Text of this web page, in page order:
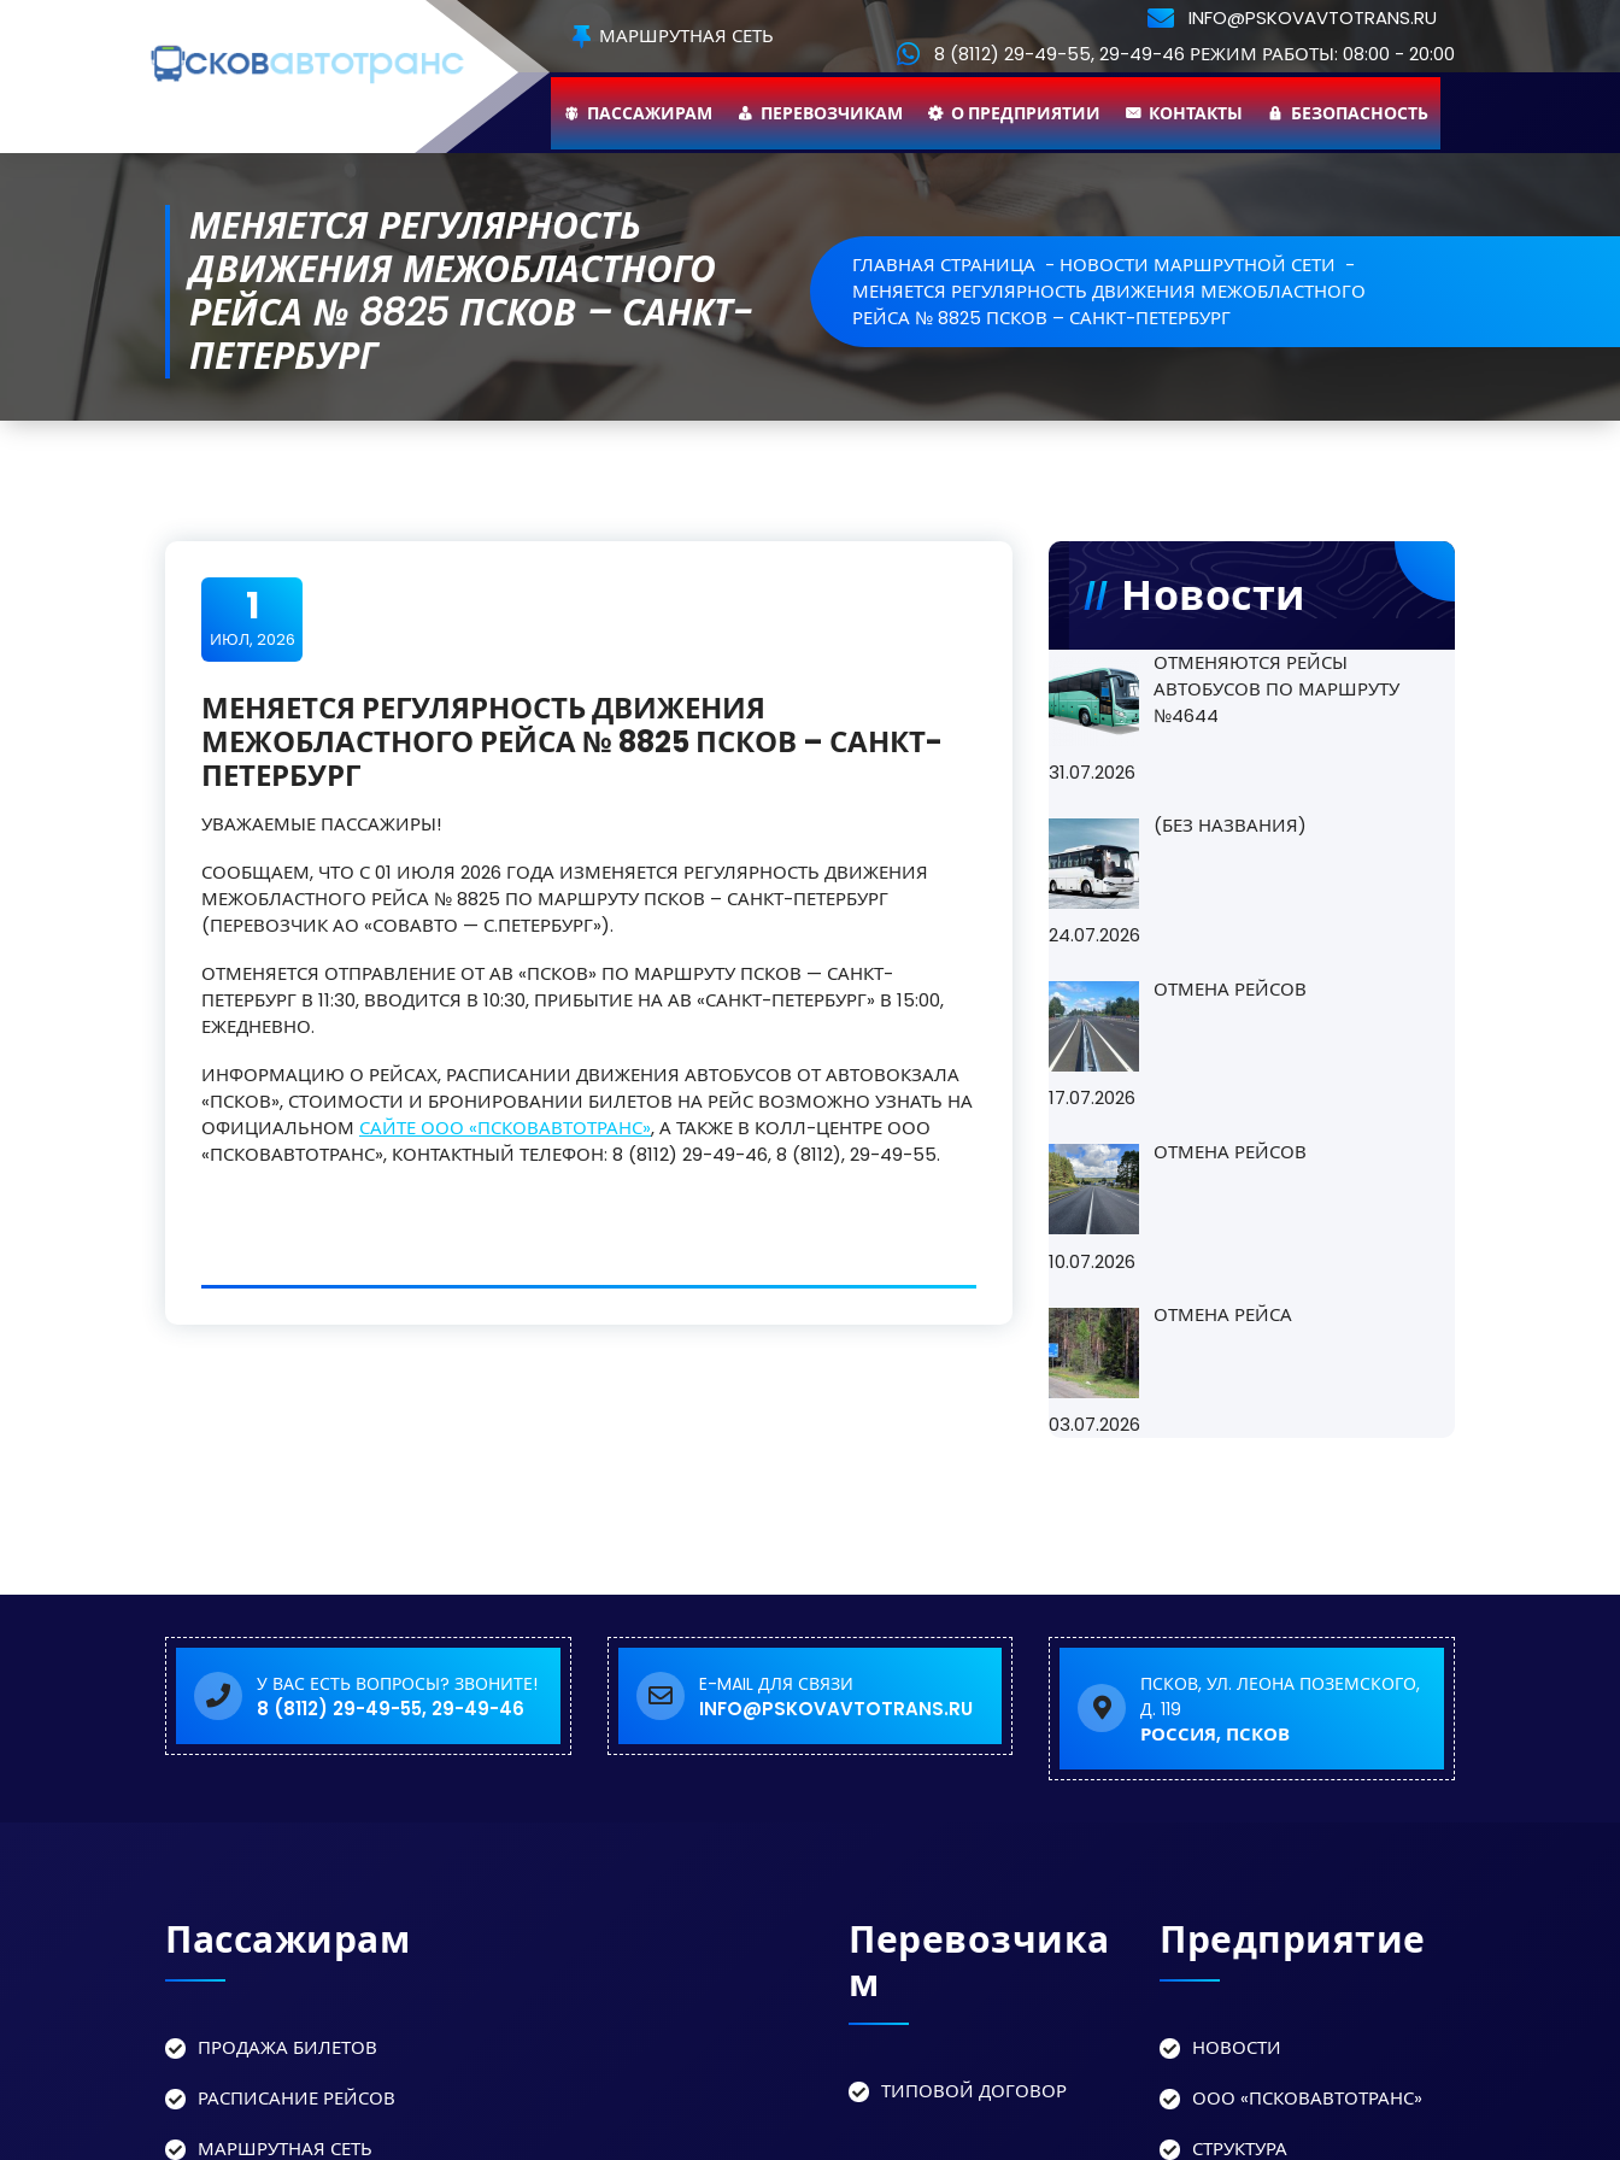
МАРШРУТНАЯ СЕТЬ
INFO@PSKOVAVTOTRANS.RU
8 (8112) 29-49-55, 29-49-46 РЕЖИМ РАБОТЫ: 08:00 - 20:00
ПАССАЖИРАМ ПЕРЕВОЗЧИКАМ О ПРЕДПРИЯТИИ КОНТАКТЫ БЕЗОПАСНОСТЬ
МЕНЯЕТСЯ РЕГУЛЯРНОСТЬ
ДВИЖЕНИЯ МЕЖОБЛАСТНОГО
РЕЙСА № 8825 ПСКОВ – САНКТ-
ПЕТЕРБУРГ
ГЛАВНАЯ СТРАНИЦА - НОВОСТИ МАРШРУТНОЙ СЕТИ -
МЕНЯЕТСЯ РЕГУЛЯРНОСТЬ ДВИЖЕНИЯ МЕЖОБЛАСТНОГО
РЕЙСА № 8825 ПСКОВ – САНКТ-ПЕТЕРБУРГ
1
ИЮЛ, 2026
МЕНЯЕТСЯ РЕГУЛЯРНОСТЬ ДВИЖЕНИЯ
МЕЖОБЛАСТНОГО РЕЙСА № 8825 ПСКОВ – САНКТ-
ПЕТЕРБУРГ
УВАЖАЕМЫЕ ПАССАЖИРЫ!
СООБЩАЕМ, ЧТО С 01 ИЮЛЯ 2026 ГОДА ИЗМЕНЯЕТСЯ РЕГУЛЯРНОСТЬ ДВИЖЕНИЯ
МЕЖОБЛАСТНОГО РЕЙСА № 8825 ПО МАРШРУТУ ПСКОВ – САНКТ-ПЕТЕРБУРГ
(ПЕРЕВОЗЧИК АО «СОВАВТО — С.ПЕТЕРБУРГ»).
ОТМЕНЯЕТСЯ ОТПРАВЛЕНИЕ ОТ АВ «ПСКОВ» ПО МАРШРУТУ ПСКОВ — САНКТ-
ПЕТЕРБУРГ В 11:30, ВВОДИТСЯ В 10:30, ПРИБЫТИЕ НА АВ «САНКТ-ПЕТЕРБУРГ» В 15:00,
ЕЖЕДНЕВНО.
ИНФОРМАЦИЮ О РЕЙСАХ, РАСПИСАНИИ ДВИЖЕНИЯ АВТОБУСОВ ОТ АВТОВОКЗАЛА
«ПСКОВ», СТОИМОСТИ И БРОНИРОВАНИИ БИЛЕТОВ НА РЕЙС ВОЗМОЖНО УЗНАТЬ НА
ОФИЦИАЛЬНОМ САЙТЕ ООО «ПСКОВАВТОТРАНС», А ТАКЖЕ В КОЛЛ-ЦЕНТРЕ ООО
«ПСКОВАВТОТРАНС», КОНТАКТНЫЙ ТЕЛЕФОН: 8 (8112) 29-49-46, 8 (8112), 29-49-55.
Новости
ОТМЕНЯЮТСЯ РЕЙСЫ
АВТОБУСОВ ПО МАРШРУТУ
№4644
31.07.2026
(БЕЗ НАЗВАНИЯ)
24.07.2026
ОТМЕНА РЕЙСОВ
17.07.2026
ОТМЕНА РЕЙСОВ
10.07.2026
ОТМЕНА РЕЙСА
03.07.2026
У ВАС ЕСТЬ ВОПРОСЫ? ЗВОНИТЕ!
8 (8112) 29-49-55, 29-49-46
E-MAIL ДЛЯ СВЯЗИ
INFO@PSKOVAVTOTRANS.RU
ПСКОВ, УЛ. ЛЕОНА ПОЗЕМСКОГО,
Д. 119
РОССИЯ, ПСКОВ
Пассажирам
ПРОДАЖА БИЛЕТОВ
РАСПИСАНИЕ РЕЙСОВ
МАРШРУТНАЯ СЕТЬ
Перевозчика
М
ТИПОВОЙ ДОГОВОР
Предприятие
НОВОСТИ
ООО «ПСКОВАВТОТРАНС»
СТРУКТУРА